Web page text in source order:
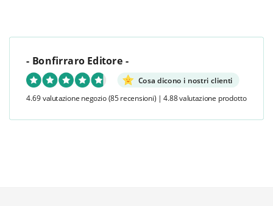
- Bonfirraro Editore -
Cosa dicono i nostri clienti
4.69 valutazione negozio (85 recensioni) | 4.88 valutazione prodotto